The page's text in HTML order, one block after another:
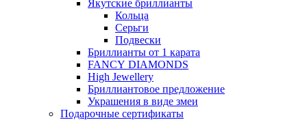
Якутские бриллианты
Кольца
Серьги
Подвески
Бриллианты от 1 карата
FANCY DIAMONDS
High Jewellery
Бриллиантовое предложение
Украшения в виде змеи
Подарочные сертификаты